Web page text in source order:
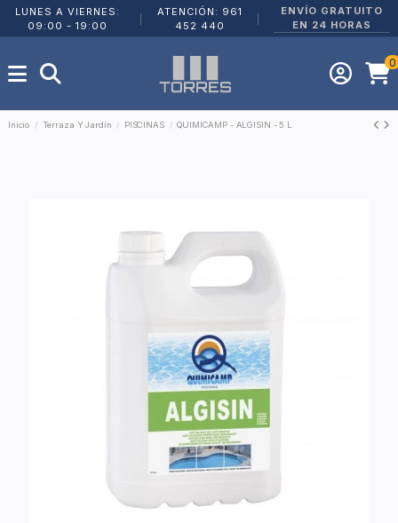
LUNES A VIERNES:
09:00 - 19:00
ATENCIÓN: 961
452 440
ENVÍO GRATUITO
EN 24 HORAS
0
Inicio Terraza Y Jardín PISCINAS QUIMICAMP - ALGISIN - 5 L